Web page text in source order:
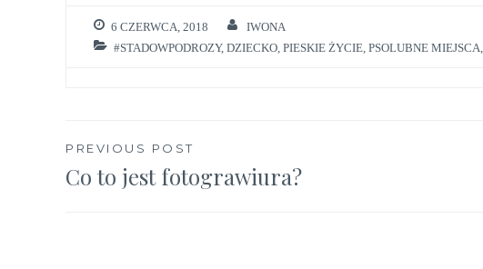
6 CZERWCA, 2018
IWONA
#STADOWPODROZY, DZIECKO PIESKIE ŻYCIE PSOLUBNE MIEJSCA
Nawigacja
wpisu
PREVIOUS POST
Co to jest fotograwiura?